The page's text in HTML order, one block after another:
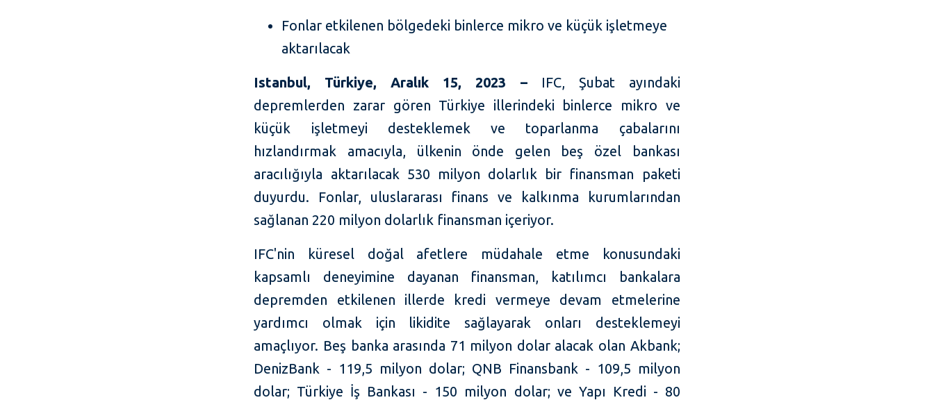
Fonlar etkilenen bölgedeki binlerce mikro ve küçük işletmeye
aktarılacak
Istanbul, Türkiye, Aralık 15, 2023 –
IFC, Şubat ayındaki
depremlerden zarar gören Türkiye illerindeki binlerce mikro ve
küçük işletmeyi desteklemek ve toparlanma çabalarını
hızlandırmak amacıyla, ülkenin önde gelen beş özel bankası
aracılığıyla aktarılacak 530 milyon dolarlık bir finansman paketi
duyurdu. Fonlar, uluslararası finans ve kalkınma kurumlarından
sağlanan 220 milyon dolarlık finansman içeriyor.
IFC'nin küresel doğal afetlere müdahale etme konusundaki
kapsamlı deneyimine dayanan finansman, katılımcı bankalara
depremden etkilenen illerde kredi vermeye devam etmelerine
yardımcı olmak için likidite sağlayarak onları desteklemeyi
amaçlıyor. Beş banka arasında 71 milyon dolar alacak olan Akbank;
DenizBank - 119,5 milyon dolar; QNB Finansbank - 109,5 milyon
dolar; Türkiye İş Bankası - 150 milyon dolar; ve Yapı Kredi - 80